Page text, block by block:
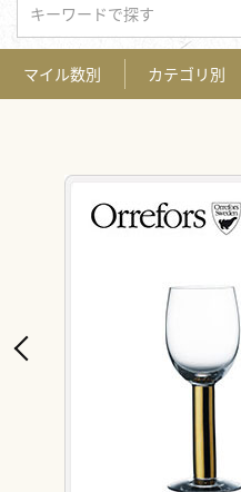
キーワードで探す
マイル数別 カテゴリ別